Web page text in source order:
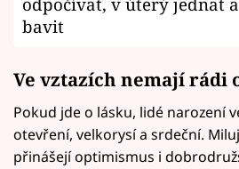
bavit
Ve vztazích nemají rádi
Pokud jde o lásku, lidé narození
otevření, velkorysí a srdeční.
přinášejí optimismus i